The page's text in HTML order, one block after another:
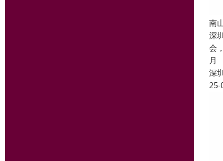
南
深
会
月
深
25-